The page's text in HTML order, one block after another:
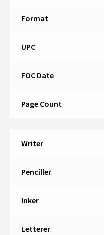
Format
UPC
FOC Date
Page Count
Writer
Penciller
Inker
Letterer